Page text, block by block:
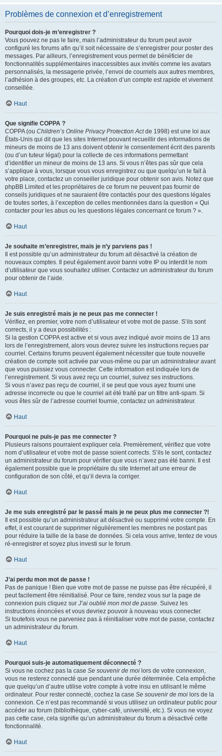
Problèmes de connexion et d’enregistrement
Pourquoi dois-je m’enregistrer ?
Vous pouvez ne pas le faire, mais l’administrateur du forum peut avoir
configuré les forums afin qu’il soit nécessaire de s’enregistrer pour poster des
messages. Par ailleurs, l’enregistrement vous permet de bénéficier de
fonctionnalités supplémentaires inaccessibles aux invités comme les avatars
personnalisés, la messagerie privée, l’envoi de courriels aux autres membres,
l’adhésion à des groupes, etc. La création d’un compte est rapide et vivement
conseillée.
Haut
Que signifie COPPA ?
COPPA (ou Children’s Online Privacy Protection Actde 1998) est une loi aux
États-Unis qui dit que les sites Internet pouvant recueillir des informations de
mineurs de moins de 13 ans doivent obtenir le consentement écrit des parents
(ou d’un tuteur légal) pour la collecte de ces informations permettant
d’identifier un mineur de moins de 13 ans. Si vous n’êtes pas sûr que cela
s’applique à vous, lorsque vous vous enregistrez ou que quelqu’un le fait à
votre place, contactez un conseiller juridique pour obtenir son avis. Notez que
phpBB Limited et les propriétaires de ce forum ne peuvent pas fournir de
conseils juridiques et ne sauraient être contactés pour des questions légales
de toutes sortes, à l’exception de celles mentionnées dans la question « Qui
contacter pour les abus ou les questions légales concernant ce forum ? ».
Haut
Je souhaite m’enregistrer, mais je n’y parviens pas !
Il est possible qu’un administrateur du forum ait désactivé la création de
nouveaux comptes. Il peut également avoir banni votre IP ou interdit le nom
d’utilisateur que vous souhaitez utiliser. Contactez un administrateur du forum
pour obtenir de l’aide.
Haut
Je suis enregistré mais je ne peux pas me connecter !
Vérifiez, en premier, votre nom d’utilisateur et votre mot de passe. S’ils sont
corrects, il y a deux possibilités :
Si la gestion COPPA est active et si vous avez indiqué avoir moins de 13 ans
lors de l’enregistrement, alors vous devrez suivre les instructions reçues par
courriel. Certains forums peuvent également nécessiter que toute nouvelle
création de compte soit activée par vous-même ou par un administrateur avant
que vous puissiez vous connecter. Cette information est indiquée lors de
l’enregistrement. Si vous avez reçu un courriel, suivez ses instructions.
Si vous n’avez pas reçu de courriel, il se peut que vous ayez fourni une
adresse incorrecte ou que le courriel ait été traité par un filtre anti-spam. Si
vous êtes sûr de l’adresse courriel fournie, contactez un administrateur.
Haut
Pourquoi ne puis-je pas me connecter ?
Plusieurs raisons pourraient expliquer cela. Premièrement, vérifiez que votre
nom d’utilisateur et votre mot de passe soient corrects. S’ils le sont, contactez
un administrateur du forum pour vérifier que vous n’avez pas été banni. Il est
également possible que le propriétaire du site Internet ait une erreur de
configuration de son côté, et qu’il devra la corriger.
Haut
Je me suis enregistré par le passé mais je ne peux plus me connecter ?!
Il est possible qu’un administrateur ait désactivé ou supprimé votre compte. En
effet, il est courant de supprimer régulièrement les membres ne postant pas
pour réduire la taille de la base de données. Si cela vous arrive, tentez de vous
ré-enregistrer et soyez plus investi sur le forum.
Haut
J’ai perdu mon mot de passe !
Pas de panique ! Bien que votre mot de passe ne puisse pas être récupéré, il
peut facilement être réinitialisé. Pour ce faire, rendez vous sur la page de
connexion puis cliquez sur J’ai oublié mon mot de passe. Suivez les
instructions énoncées et vous devriez pouvoir à nouveau vous connecter.
Si toutefois vous ne parveniez pas à réinitialiser votre mot de passe, contactez
un administrateur du forum.
Haut
Pourquoi suis-je automatiquement déconnecté ?
Si vous ne cochez pas la case Se souvenir de moi lors de votre connexion,
vous ne resterez connecté que pendant une durée déterminée. Cela empêche
que quelqu’un d’autre utilise votre compte à votre insu en utilisant le même
ordinateur. Pour rester connecté, cochez la case Se souvenir de moi lors de la
connexion. Ce n’est pas recommandé si vous utilisez un ordinateur public pour
accéder au forum (bibliothèque, cyber-café, université, etc.). Si vous ne voyez
pas cette case, cela signifie qu’un administrateur du forum a désactivé cette
fonctionnalité.
Haut